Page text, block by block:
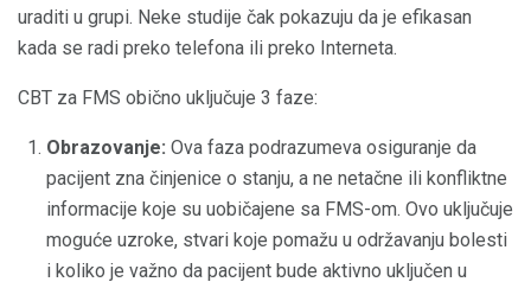
uraditi u grupi. Neke studije čak pokazuju da je efikasan
kada se radi preko telefona ili preko Interneta.
CBT za FMS obično uključuje 3 faze:
Obrazovanje: Ova faza podrazumeva osiguranje da
pacijent zna činjenice o stanju, a ne netačne ili konfliktne
informacije koje su uobičajene sa FMS-om. Ovo uključuje
moguće uzroke, stvari koje pomažu u održavanju bolesti
i koliko je važno da pacijent bude aktivno uključen u